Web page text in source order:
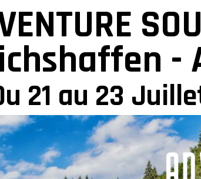
-
21 au 23